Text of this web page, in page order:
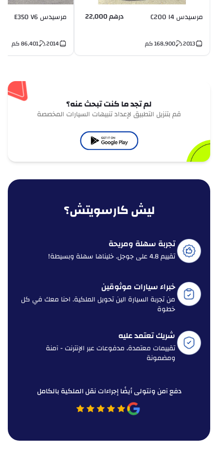
مرسيدس C200 I4 درهم 22,000
2013
168,900 كم
مرسيدس E350 V6
2014
86,401 كم
لم تجد ما كنت تبحث عنه؟
قم بتنزيل التطبيق لإعداد تنبيهات السيارات المخصصة
ليش كارسويتش؟
تجربة سهلة ومريحة
تقييم 4.8 على جوجل. خليناها سهلة وبسيطة!
خبراء سيارات موثوقين
من تجربة السيارة الين تحويل الملكية. احنا معك في كل
خطوة
شريك تعتمد عليه
تقييمات معتمدة، مدفوعات عبر الإنترنت - آمنة
ومضمونة
دفع آمن ونتولى أيضًا إجراءات نقل الملكية بالكامل